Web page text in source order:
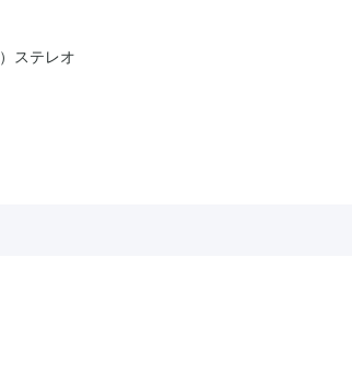
ステレオ